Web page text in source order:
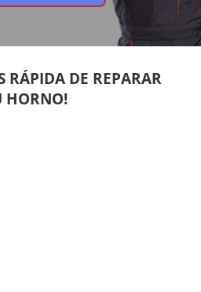
RÁPIDA DE REPARAR
HORNO!